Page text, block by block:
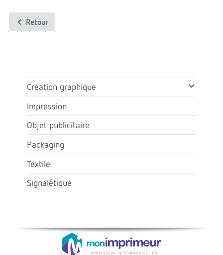
Retour
Création graphique
Impression
Objet publicitaire
Packaging
Textile
Signalétique